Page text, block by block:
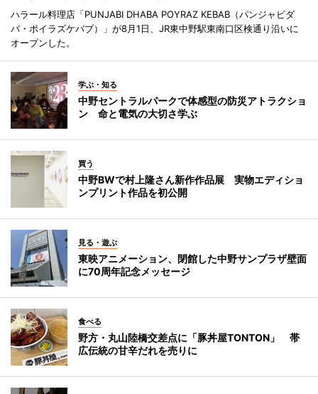
ハラール料理店「PUNJABI DHABA POYRAZ KEBAB（パンジャビダ
バ・ポイラズケバブ）」が8月1日、JR東中野駅東南口区検通り沿いに
オープンした。
学ぶ・知る
中野セントラルパークで体感型の防災アトラクショ
ン 命と電気の大切さ学ぶ
買う
中野BWで村上隆さん新作作品展 実物エディショ
ンプリント作品を初公開
見る・遊ぶ
東映アニメーション、閉館した中野サンプラザ壁面
に70周年記念メッセージ
食べる
野方・丸山陸橋交差点に「豚丼屋TONTON」 帯
広伝統の甘辛だれを売りに